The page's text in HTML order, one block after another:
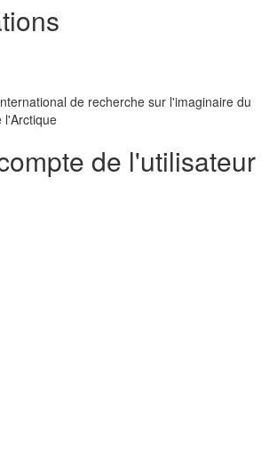
de recherche sur l'imaginaire du
l'Arctique
de l'utilisateur